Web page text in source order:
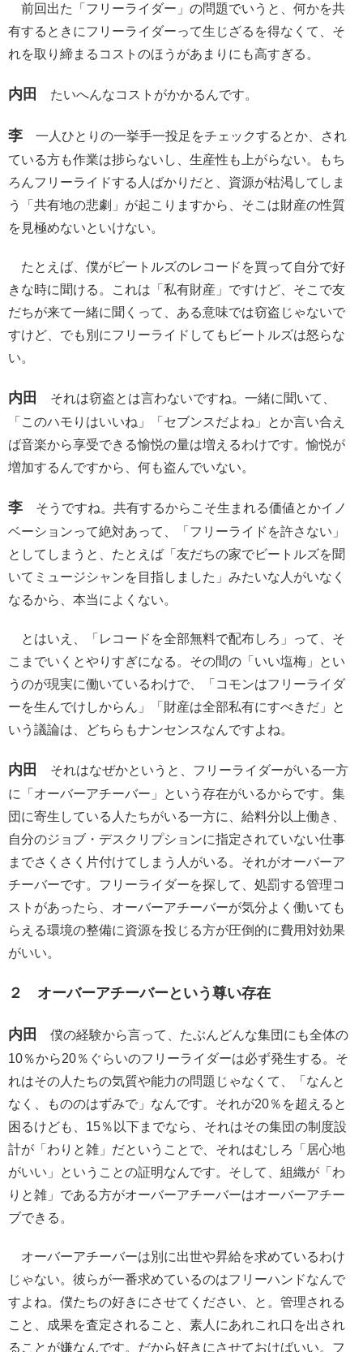
前回出た「フリーライダー」の問題でいうと、何かを共
有するときにフリーライダーって生じざるを得なくて、そ
れを取り締まるコストのほうがあまりにも高すぎる。
内田 たいへんなコストがかかるんです。
李 一人ひとりの一挙手一投足をチェックするとか、され
ている方も作業は捗らないし、生産性も上がらない。もち
ろんフリーライドする人ばかりだと、資源が枯渇してしま
う「共有地の悲劇」が起こりますから、そこは財産の性質
を見極めないといけない。
たとえば、僕がビートルズのレコードを買って自分で好
きな時に聞ける。これは「私有財産」ですけど、そこで友
だちが来て一緒に聞くって、ある意味では窃盗じゃないで
すけど、でも別にフリーライドしてもビートルズは怒らな
い。
内田
それは窃盗とは言わないですね。一緒に聞いて、
「このハモりはいいね」「セブンスだよね」とか言い合え
ば音楽から享受できる愉悦の量は増えるわけです。愉悦が
増加するんですから、何も盗んでいない。
李 そうですね。共有するからこそ生まれる価値とかイノ
ベーションって絶対あって、「フリーライドを許さない」
としてしまうと、たとえば「友だちの家でビートルズを聞
いてミュージシャンを目指しました」みたいな人がいなく
なるから、本当によくない。
とはいえ、「レコードを全部無料で配布しろ」って、そ
こまでいくとやりすぎになる。その間の「いい塩梅」とい
うのが現実に働いているわけで、「コモンはフリーライダ
ーを生んでけしからん」「財産は全部私有にすべきだ」と
いう議論は、どちらもナンセンスなんですよね。
内田
それはなぜかというと、フリーライダーがいる一方
に「オーバーアチーバー」という存在がいるからです。集
団に寄生している人たちがいる一方に、給料分以上働き、
自分のジョブ・デスクリプションに指定されていない仕事
までさくさく片付けてしまう人がいる。それがオーバーア
チーバーです。フリーライダーを探して、処罰する管理コ
ストがあったら、オーバーアチーバーが気分よく働いても
らえる環境の整備に資源を投じる方が圧倒的に費用対効果
がいい。
２ オーバーアチーバーという尊い存在
内田
僕の経験から言って、たぶんどんな集団にも全体の
10％から20％ぐらいのフリーライダーは必ず発生する。そ
れはその人たちの気質や能力の問題じゃなくて、「なんと
なく、もののはずみで」なんです。それが20％を超えると
困るけども、15％以下までなら、それはその集団の制度設
計が「わりと雑」だということで、それはむしろ「居心地
がいい」ということの証明なんです。そして、組織が「わ
りと雑」である方がオーバーアチーバーはオーバーアチー
ブできる。
オーバーアチーバーは別に出世や昇給を求めているわけ
じゃない。彼らが一番求めているのはフリーハンドなんで
すよね。僕たちの好きにさせてください、と。管理される
こと、成果を査定されること、素人にあれこれ口を出され
ることが嫌なんです。だから好きにさせておけばいい。フ